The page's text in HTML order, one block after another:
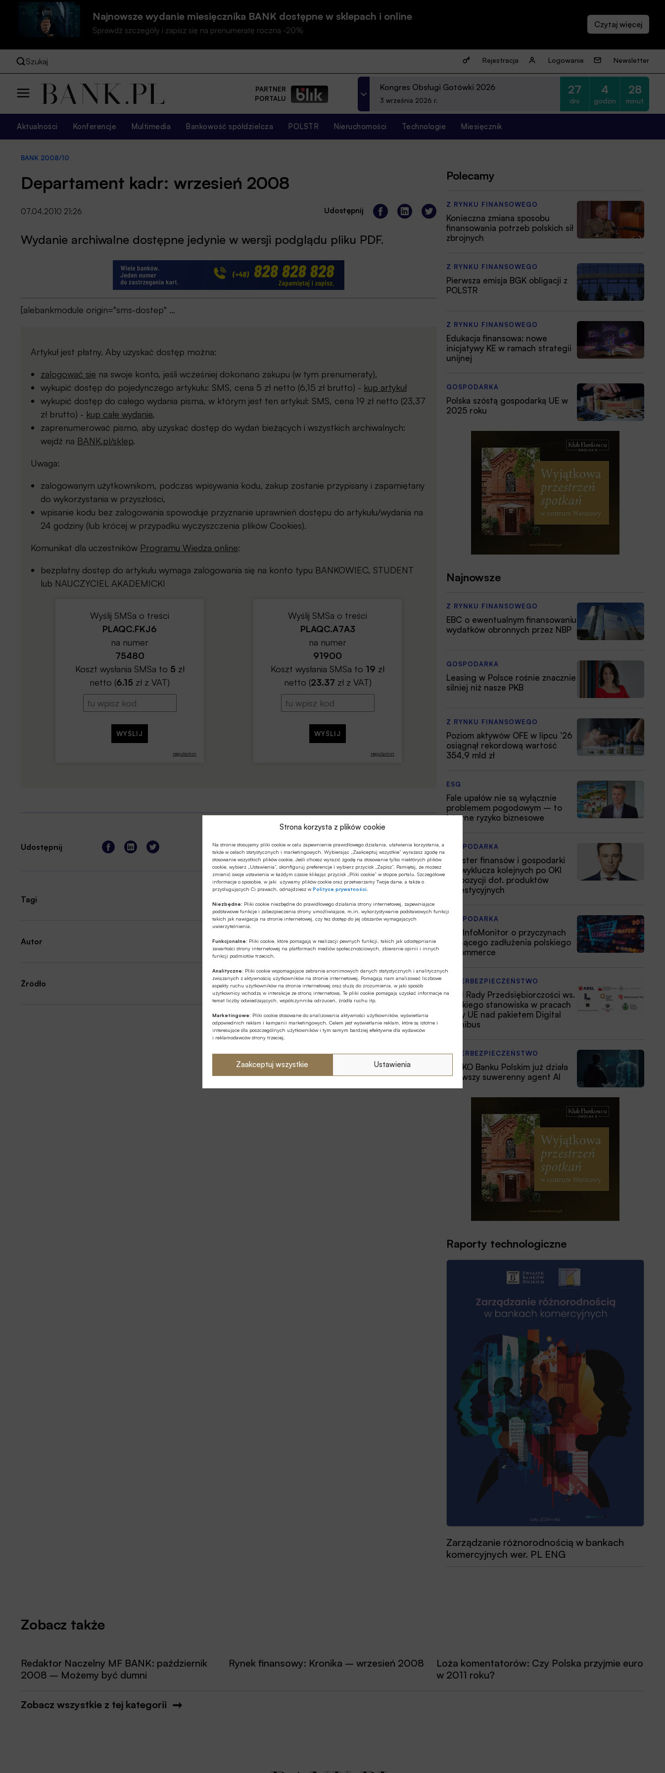
Strona korzysta z plików cookie
Na stronie stosujemy pliki cookie w celu zapewnienie prawidłowego działania, ułatwienia korzystania, a
także w celach statystycznych i marketingowych. Wybierając „Zaakceptuj wszystkie” wyrażasz zgodę na
stosowanie wszystkich plików cookie. Jeśli chcesz wyrazić zgodę na stosowanie tylko niektórych plików
cookie, wybierz „Ustawienia”, skonfiguruj preferencje i wybierz przycisk „Zapisz”. Pamiętaj, że możesz
zmienić swoje ustawienia w każdym czasie klikając przycisk „Pliki cookie” w stopce portalu. Szczegółowe
informacje o sposobie, w jaki używamy plików cookie oraz przetwarzamy Twoje dane, a także o
przysługujących Ci prawach, odnajdziesz wPolityce prywatności
Niezbędne: Pliki cookie niezbędne do prawidłowego działania strony internetowej, zapewniające
podstawowe funkcje i zabezpieczenia strony umożliwiające, m.in. wykorzystywanie podstawowych funkcji
takich jak nawigacja na stronie internetowej, czy tez dostęp do jej obszarów wymagających
uwierzytelnienia.
Funkcjonalne: Pliki cookie, które pomagają w realizacji pewnych funkcji, takich jak udostępnianie
zawartości strony internetowej na platformach mediów społecznościowych, zbieranie opinii i innych
funkcji podmiotów trzecich.
Analityczne: Pliki cookie wspomagające zebranie anonimowych danych statystycznych i analitycznych
związanych z aktywnością użytkowników na stronie internetowej. Pomagają nam analizować liczbowe
aspekty ruchu użytkowników na stronie internetowej oraz służą do zrozumienia, w jaki sposób
użytkownicy wchodzą w interakcje ze stroną internetową. Te pliki cookie pomagają uzyskać informacje na
temat liczby odwiedzających, współczynnika odrzuceń, źródła ruchu itp.
Marketingowe: Pliki cookie stosowane do analizowania aktywności użytkowników, wyświetlania
odpowiednich reklam i kampanii marketingowych. Celem jest wyświetlanie reklam, które są istotne i
interesujące dla poszczególnych użytkowników i tym samym bardziej efektywne dla wydawców
i reklamodawców strony trzeciej.
Zaakceptuj wszystkie Ustawienia
Najnowsze wydanie miesięcznika BANK dostępne w sklepach i online
Sprawdź szczegóły i zapisz się na prenumeratę roczną -20%
Szukaj Rejestracja Logowanie Newsletter
PARTNER
PORTALU
Kongres Obsługi Gotówki 2026
3 września 2026 r.
27
dni
4
godzin
28
minut
Aktualności Konferencje Multimedia Bankowość spółdzielcza POLSTR Nieruchomości Technologie Miesięcznik
BANK 2008/10
Departament kadr: wrzesień 2008
07.04.2010 21:26 Udostępnij
Wydanie archiwalne dostępne jedynie w wersji podglądu pliku PDF.
[alebankmodule origin="sms-dostep" ...
Artykuł jest płatny. Aby uzyskać dostęp można:
zalogować się na swoje konto, jeśli wcześniej dokonano zakupu (w tym prenumeraty),
wykupić dostęp do pojedynczego artykułu: SMS, cena 5 zł netto (6,15 zł brutto) - kup artykuł
wykupić dostęp do całego wydania pisma, w którym jest ten artykuł: SMS, cena 19 zł netto (23,37
zł brutto) - kup całe wydanie,
zaprenumerować pismo, aby uzyskać dostęp do wydań bieżących i wszystkich archiwalnych:
wejdź na BANK.pl/sklep.
Uwaga:
zalogowanym użytkownikom, podczas wpisywania kodu, zakup zostanie przypisany i zapamiętany
do wykorzystania w przyszłości,
wpisanie kodu bez zalogowania spowoduje przyznanie uprawnień dostępu do artykułu/wydania na
24 godziny (lub krócej w przypadku wyczyszczenia plików Cookies).
Komunikat dla uczestników Programu Wiedza online:
bezpłatny dostęp do artykułu wymaga zalogowania się na konto typu BANKOWIEC, STUDENT
lub NAUCZYCIEL AKADEMICKI
regulamin
Wyślij SMSa o treści
PLAQC.FKJ6
na numer
75480
Koszt wysłania SMSa to 5 zł
netto (6.15 zł z VAT)
regulamin
Wyślij SMSa o treści
PLAQC.A7A3
na numer
91900
Koszt wysłania SMSa to 19 zł
netto (23.37 zł z VAT)
Udostępnij
Tagi
Autor
Źródło
Polecamy
Z RYNKU FINANSOWEGO
Konieczna zmiana sposobu
finansowania potrzeb polskich sił
zbrojnych
Z RYNKU FINANSOWEGO
Pierwsza emisja BGK obligacji z
POLSTR
Z RYNKU FINANSOWEGO
Edukacja finansowa: nowe
inicjatywy KE w ramach strategii
unijnej
GOSPODARKA
Polska szóstą gospodarką UE w
2025 roku
Najnowsze
Z RYNKU FINANSOWEGO
EBC o ewentualnym finansowaniu
wydatków obronnych przez NBP
GOSPODARKA
Leasing w Polsce rośnie znacznie
silniej niż nasze PKB
Z RYNKU FINANSOWEGO
Poziom aktywów OFE w lipcu ’26
osiągnął rekordową wartość
354,9 mld zł
ESG
Fale upałów nie są wyłącznie
problemem pogodowym – to
istotne ryzyko biznesowe
GOSPODARKA
Minister finansów i gospodarki
nie wyklucza kolejnych po OKI
propozycji dot. produktów
inwestycyjnych
GOSPODARKA
BIG InfoMonitor o przyczynach
rosnącego zadłużenia polskiego
e-commerce
CYBERBEZPIECZEŃSTWO
Apel Rady Przedsiębiorczości ws.
polskiego stanowiska w pracach
Rady UE nad pakietem Digital
Omnibus
CYBERBEZPIECZEŃSTWO
W PKO Banku Polskim już działa
pierwszy suwerenny agent AI
Raporty technologiczne
Zarządzanie różnorodnością w bankach
komercyjnych wer. PL ENG
Zobacz także
Redaktor Naczelny MF BANK: październik
2008 – Możemy być dumni
Rynek finansowy: Kronika – wrzesień 2008
Loża komentatorów: Czy Polska przyjmie euro
w 2011 roku?
Zobacz wszystkie z tej kategorii